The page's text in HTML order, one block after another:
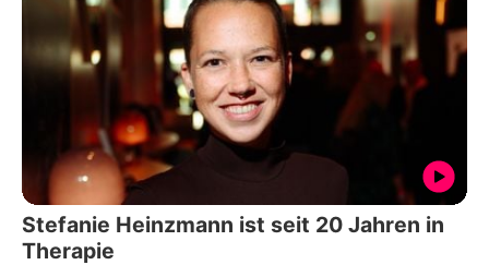
Stefanie Heinzmann ist seit 20 Jahren in
Therapie